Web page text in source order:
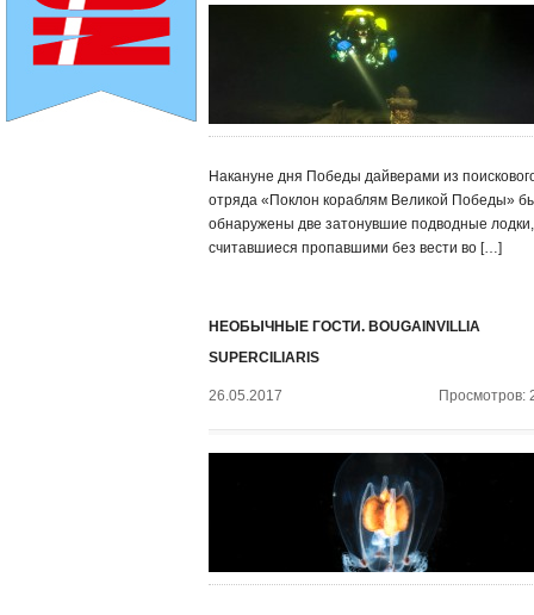
Накануне дня Победы дайверами из
отряда «Поклон кораблям Великой Победы»
обнаружены две затонувшие подводные лодки,
считавшиеся пропавшими без вести во […]
НЕОБЫЧНЫЕ ГОСТИ. BOUGAINVILLIA
SUPERCILIARIS
26.05.2017 Просмотров: